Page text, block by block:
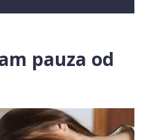
pauza od